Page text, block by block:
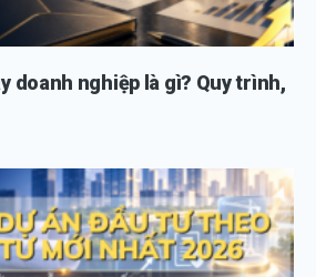
doanh nghiệp là gì? Quy trình,